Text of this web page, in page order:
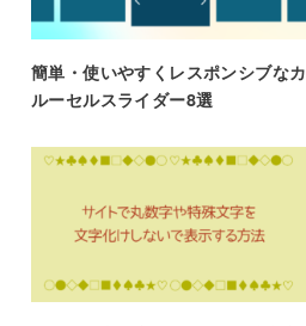
簡単・使いやすくレスポンシブなカ
ルーセルスライダー8選